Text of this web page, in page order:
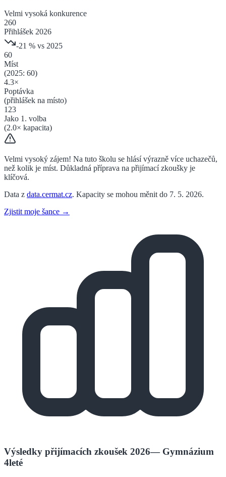
Velmi vysoká konkurence
260
Přihlášek 2026
-21 % vs 2025
60
Míst
(2025: 60)
4.3×
Poptávka
(přihlášek na místo)
123
Jako 1. volba
(2.0× kapacita)
Velmi vysoký zájem! Na tuto školu se hlásí výrazně více uchazečů,
než kolik je míst. Důkladná příprava na přijímací zkoušky je
klíčová.
Data z data.cermat.cz. Kapacity se mohou měnit do 7. 5. 2026.
Zjistit moje šance →
Výsledky přijímacích zkoušek 2026— Gymnázium
4leté